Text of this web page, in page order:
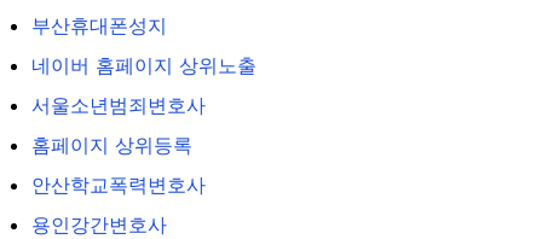
부산휴대폰성지
네이버 홈페이지 상위노출
서울소년범죄변호사
홈페이지 상위등록
안산학교폭력변호사
용인강간변호사